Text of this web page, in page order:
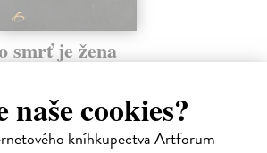
cookies?
kníhkupectva Artforum
smrť je žena
ženy a muža. Vojna a mier medzi
feminizmom 20. storočia, ale ich